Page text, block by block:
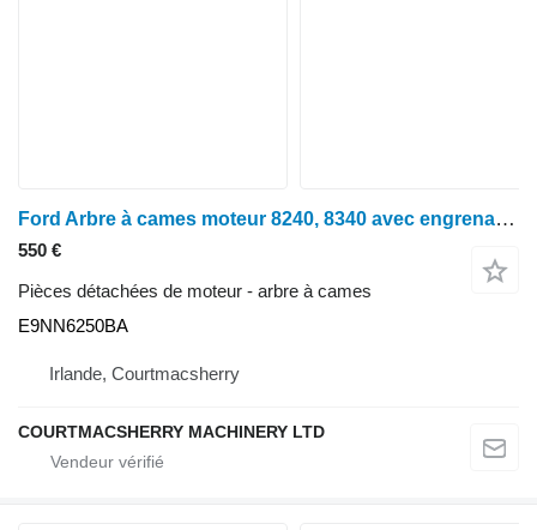
Ford Arbre à cames moteur 8240, 8340 avec engrenage T52 E9nn6250ba, 87802140, E3n E9NN6250BA pour tracteur à roues
550 €
Pièces détachées de moteur - arbre à cames
E9NN6250BA
Irlande, Courtmacsherry
COURTMACSHERRY MACHINERY LTD